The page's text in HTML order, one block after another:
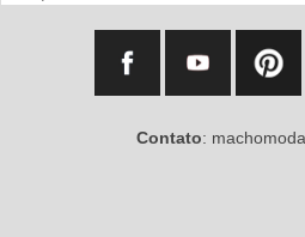
Contato: